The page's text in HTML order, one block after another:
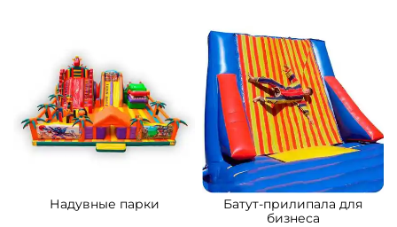
Надувные парки
Батут-прилипала для
бизнеса